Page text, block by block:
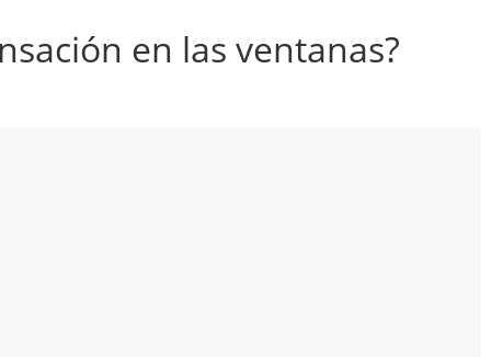
en las ventanas?